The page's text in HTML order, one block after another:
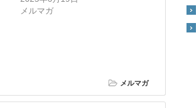
メルマガ
メルマガ